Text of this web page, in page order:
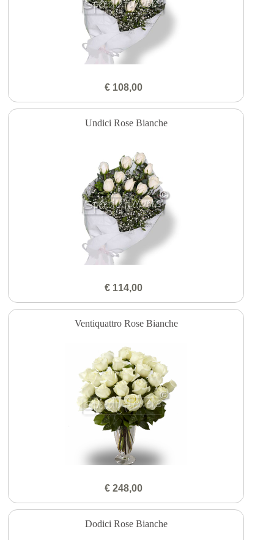
€ 108,00
Undici Rose Bianche
€ 114,00
Ventiquattro Rose Bianche
€ 248,00
Dodici Rose Bianche